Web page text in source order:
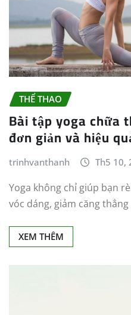
THỂ THAO
Bài tập yoga chữa
đơn giản và hiệu
trinhvanthanh Th5 10,
Yoga không chỉ giúp bạn
vóc dáng, giảm căng
XEM THÊM